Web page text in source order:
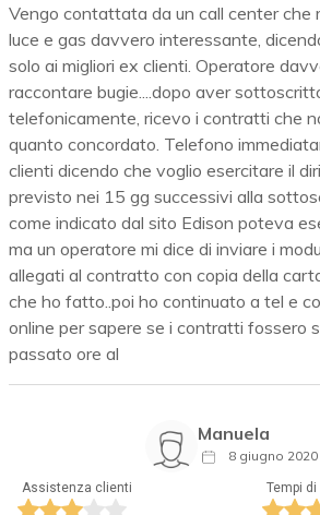
Vengo contattata da un call center che
luce e gas davvero interessante,
solo ai migliori ex clienti. Operatore
raccontare bugie....dopo aver
telefonicamente, ricevo i contratti che
quanto concordato. Telefono
clienti dicendo che voglio esercitare il
previsto nei 15 gg successivi alla
come indicato dal sito Edison poteva
ma un operatore mi dice di inviare i
allegati al contratto con copia della
che ho fatto..poi ho continuato a tel e
online per sapere se i contratti fossero
passato ore al
Manuela
8 giugno 2020
Assistenza clienti Tempi